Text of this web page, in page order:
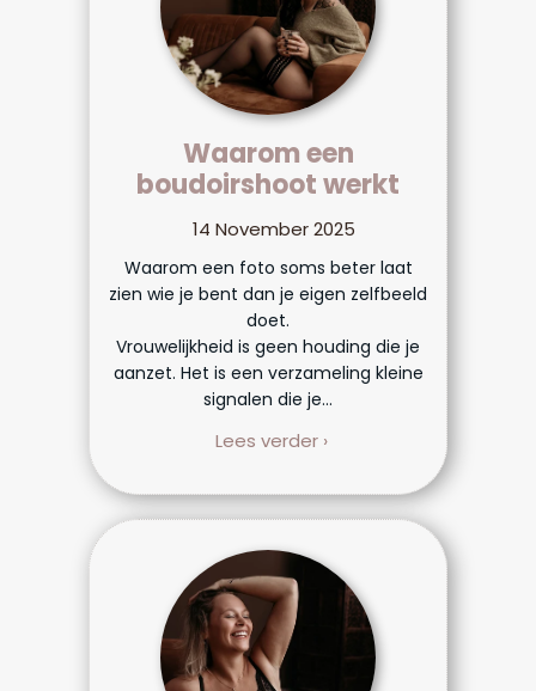
Waarom een
boudoirshoot werkt
14 November 2025
Waarom een foto soms beter laat
zien wie je bent dan je eigen zelfbeeld
doet.
Vrouwelijkheid is geen houding die je
aanzet. Het is een verzameling kleine
signalen die je...
Lees verder ›